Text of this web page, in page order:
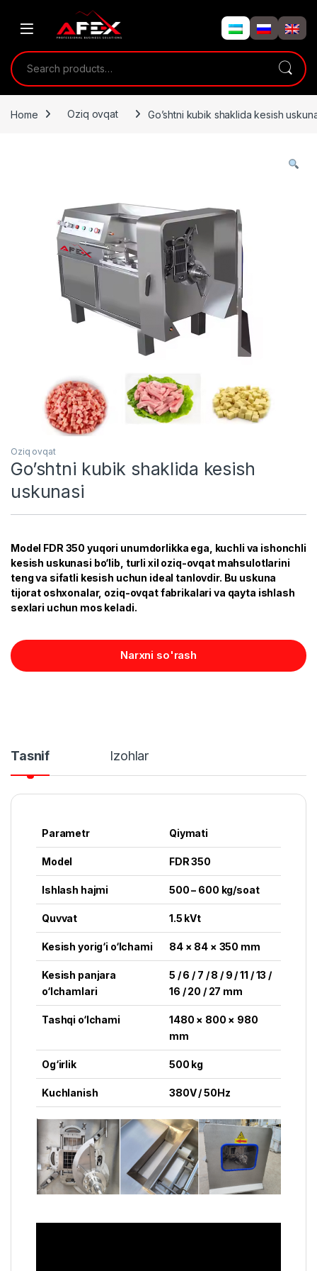
Search for:
Home Oziq ovqat Go’shtni kubik shaklida kesish
Oziq ovqat
Go’shtni kubik shaklida kesish
uskunasi
Model FDR 350 yuqori unumdorlikka ega, kuchli va ishonchli
kesish uskunasi bo‘lib, turli xil oziq-ovqat mahsulotlarini
teng va sifatli kesish uchun ideal tanlovdir. Bu uskuna
tijorat oshxonalar, oziq-ovqat fabrikalari va qayta ishlash
sexlari uchun mos keladi.
Narxni so'rash
Tasnif Izohlar
Parametr Qiymati
Model FDR 350
Ishlash hajmi 500 – 600 kg/soat
Quvvat 1.5 kVt
Kesish yorig‘i o‘lchami 84 × 84 × 350 mm
Kesish panjara
o‘lchamlari
5 / 6 / 7 / 8 / 9 / 11 / 13 /
16 / 20 / 27 mm
Tashqi o‘lchami
1480 × 800 × 980
mm
Og‘irlik 500 kg
Kuchlanish 380V / 50Hz